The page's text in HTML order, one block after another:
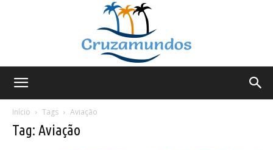
Início
Tags Aviação
Tag: Aviação